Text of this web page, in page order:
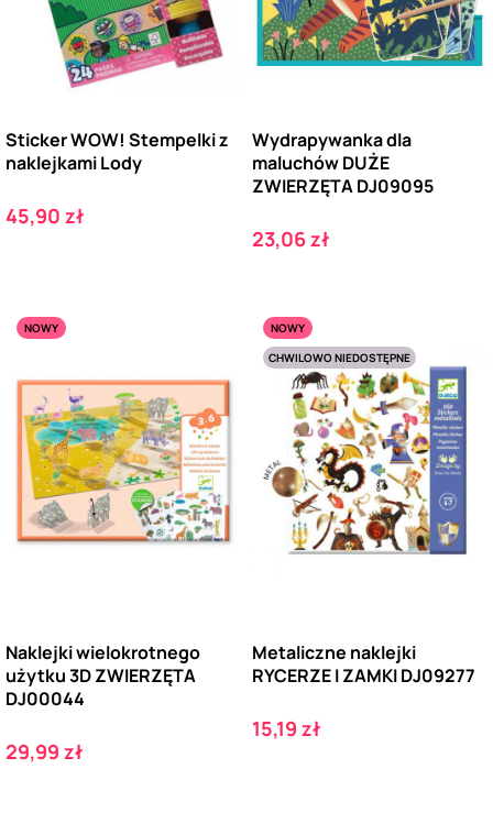
Sticker WOW! Stempelki z
naklejkami Lody
Cena
45,90 zł
Wydrapywanka dla
maluchów DUŻE
ZWIERZĘTA DJ09095
Cena
23,06 zł
NOWY
Naklejki wielokrotnego
użytku 3D ZWIERZĘTA
DJ00044
Cena
29,99 zł
NOWY
CHWILOWO NIEDOSTĘPNE
Metaliczne naklejki
RYCERZE I ZAMKI DJ09277
Cena
15,19 zł